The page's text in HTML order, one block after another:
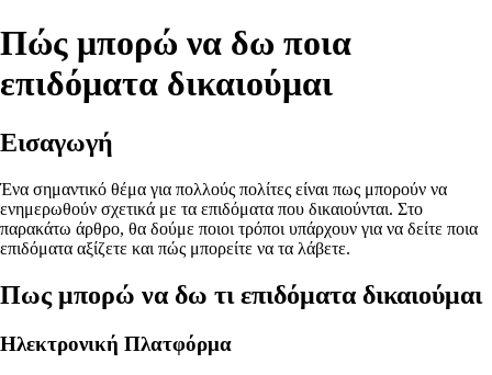
Πώς μπορώ να δω ποια
επιδόματα δικαιούμαι
Εισαγωγή
Ένα σημαντικό θέμα για πολλούς πολίτες είναι πως μπορούν να
ενημερωθούν σχετικά με τα επιδόματα που δικαιούνται. Στο
παρακάτω άρθρο, θα δούμε ποιοι τρόποι υπάρχουν για να δείτε ποια
επιδόματα αξίζετε και πώς μπορείτε να τα λάβετε.
Πως μπορώ να δω τι επιδόματα δικαιούμαι
Ηλεκτρονική Πλατφόρμα